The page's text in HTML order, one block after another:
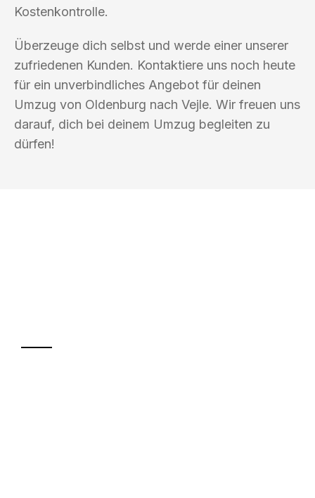
Kostenkontrolle.
Überzeuge dich selbst und werde einer unserer
zufriedenen Kunden. Kontaktiere uns noch heute
für ein unverbindliches Angebot für deinen
Umzug von Oldenburg nach Vejle. Wir freuen uns
darauf, dich bei deinem Umzug begleiten zu
dürfen!